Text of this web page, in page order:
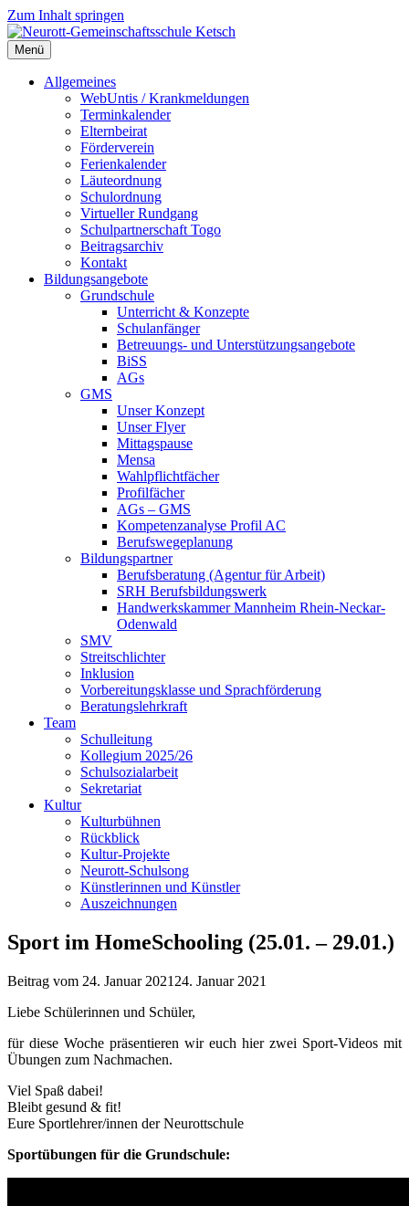
Zum Inhalt springen
Neurott-Gemeinschaftsschule Ketsch
Menü
Allgemeines
WebUntis / Krankmeldungen
Terminkalender
Elternbeirat
Förderverein
Ferienkalender
Läuteordnung
Schulordnung
Virtueller Rundgang
Schulpartnerschaft Togo
Beitragsarchiv
Kontakt
Bildungsangebote
Grundschule
Unterricht & Konzepte
Schulanfänger
Betreuungs- und Unterstützungsangebote
BiSS
AGs
GMS
Unser Konzept
Unser Flyer
Mittagspause
Mensa
Wahlpflichtfächer
Profilfächer
AGs – GMS
Kompetenzanalyse Profil AC
Berufswegeplanung
Bildungspartner
Berufsberatung (Agentur für Arbeit)
SRH Berufsbildungswerk
Handwerkskammer Mannheim Rhein-Neckar-
Odenwald
SMV
Streitschlichter
Inklusion
Vorbereitungsklasse und Sprachförderung
Beratungslehrkraft
Team
Schulleitung
Kollegium 2025/26
Schulsozialarbeit
Sekretariat
Kultur
Kulturbühnen
Rückblick
Kultur-Projekte
Neurott-Schulsong
Künstlerinnen und Künstler
Auszeichnungen
Sport im HomeSchooling (25.01. – 29.01.)
Beitrag vom 24. Januar 2021 24. Januar 2021
Liebe Schülerinnen und Schüler,
für diese Woche präsentieren wir euch hier zwei Sport-Videos mit
Übungen zum Nachmachen.
Viel Spaß dabei!
Bleibt gesund & fit!
Eure Sportlehrer/innen der Neurottschule
Sportübungen für die Grundschule: